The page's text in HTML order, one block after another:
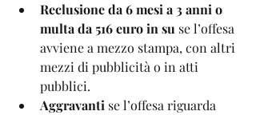
Reclusione da 6 mesi a 3 anni o
multa da 516 euro in su se l’offesa
avviene a mezzo stampa, con altri
mezzi di pubblicità o in atti
pubblici.
Aggravanti se l’offesa riguarda